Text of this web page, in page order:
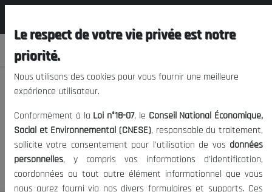
Nous vous prions de nous
excuser, mais l'accès à ce
contenu est restreint.
Le respect de votre vie privée est notre
priorité.
Nous utilisons des cookies pour vous fournir une meilleure
expérience utilisateur.
Conformément à la Loi n°18-07, le Conseil National Économique,
Social et Environnemental (CNESE), responsable du traitement,
sollicite votre consentement pour l'utilisation de vos données
personnelles, y compris vos informations d'identification,
coordonnées ou tout autre élément informationnel que vous
nous aurez fourni via nos divers formulaires et supports. Ces